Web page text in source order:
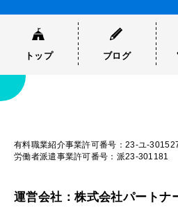
トップ ブログ
有料職業紹介事業許可番号：23-ユ-
労働者派遣事業許可番号：派23-301181
運営会社：株式会社パートナ